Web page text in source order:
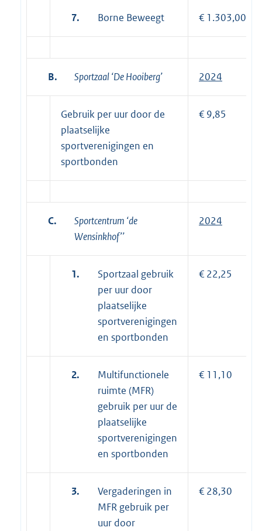
7. Borne Beweegt € 1.303,00
B. Sportzaal ‘De Hooiberg’ 2024
Gebruik per uur door de
plaatselijke
sportverenigingen en
sportbonden
€ 9,85
C.
Sportcentrum ‘de
Wensinkhof’’
2024
1.
Sportzaal gebruik
per uur door
plaatselijke
sportverenigingen
en sportbonden
€ 22,25
2.
Multifunctionele
ruimte (MFR)
gebruik per uur de
plaatselijke
sportverenigingen
en sportbonden
€ 11,10
3.
Vergaderingen in
MFR gebruik per
uur door
€ 28,30